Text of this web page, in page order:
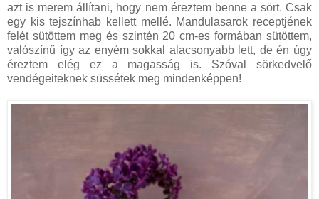
azt is merem állítani, hogy nem éreztem benne a sört. Csak
egy kis tejszínhab kellett mellé. Mandulasarok receptjének
felét sütöttem meg és szintén 20 cm-es formában sütöttem,
valószínű így az enyém sokkal alacsonyabb lett, de én úgy
éreztem elég ez a magasság is. Szóval sörkedvelő
vendégeiteknek süssétek meg mindenképpen!